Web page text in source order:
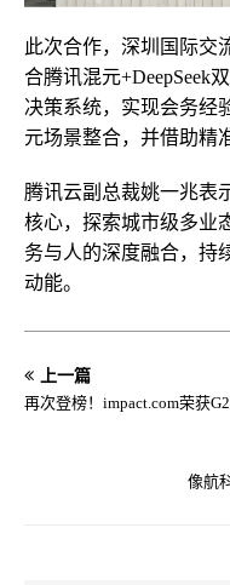
此次合作，深圳国际交
合腾讯混元+DeepSeek
决策系统，实现会务经
元场景整合，并借助精
腾讯云副总裁姚一兆表
核心，探索城市级多业
务与人的深度融合，持
动能。
上一篇
再次登榜！impact.com荣获
像航